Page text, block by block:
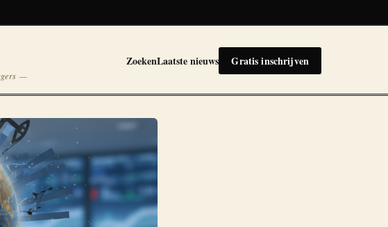
—
ZoekenLaatste nieuws Gratis inschrijven